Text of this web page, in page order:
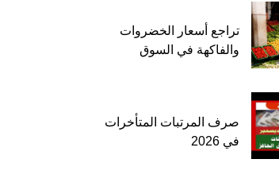
تراجع أسعار الخضروات
والفاكهة في السوق
صرف المرتبات المتأخرات
في 2026